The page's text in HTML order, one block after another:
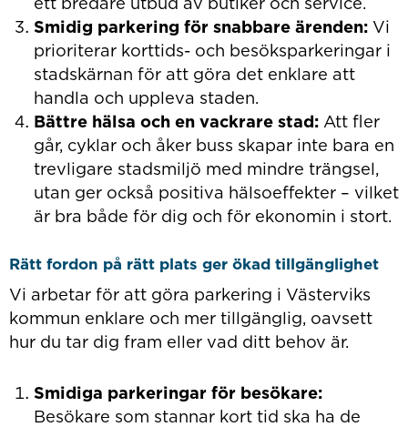
Smidig parkering för snabbare ärenden:Vi
prioriterar korttids- och besöksparkeringar i
stadskärnan för att göra det enklare att
handla och uppleva staden.
Bättre hälsa och en vackrare stad:Att fler
går, cyklar och åker buss skapar inte bara en
trevligare stadsmiljö med mindre trängsel,
utan ger också positiva hälsoeffekter – vilket
är bra både för dig och för ekonomin i stort.
Rätt fordon på rätt plats ger ökad tillgänglighet
Vi arbetar för att göra parkering i Västerviks
kommun enklare och mer tillgänglig, oavsett
hur du tar dig fram eller vad ditt behov är.
Smidiga parkeringar för besökare:
Besökare som stannar kort tid ska ha de